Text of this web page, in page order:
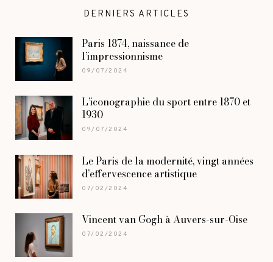
DERNIERS ARTICLES
Paris 1874, naissance de
l’impressionnisme
09/07/2024
L’iconographie du sport entre 1870 et
1930
09/07/2024
Le Paris de la modernité, vingt années
d’effervescence artistique
07/02/2024
Vincent van Gogh à Auvers-sur-Oise
07/02/2024